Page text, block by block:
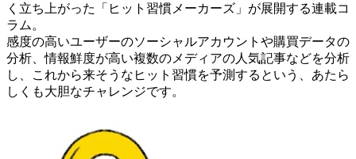
く立ち上がった「ヒット習慣メーカーズ」が展開する連載コ
ラム。
感度の高いユーザーのソーシャルアカウントや購買データの
分析、情報鮮度が高い複数のメディアの人気記事などを分析
し、これから来そうなヒット習慣を予測するという、あたら
しくも大胆なチャレンジです。